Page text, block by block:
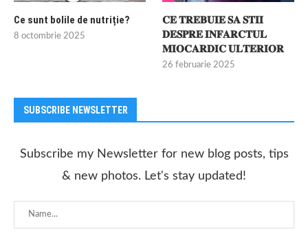
Ce sunt bolile de nutriție?
8 octombrie 2025
𝐂𝐄 𝐓𝐑𝐄𝐁𝐔𝐈𝐄 𝐒𝐀 𝐒𝐓𝐈𝐈
𝐃𝐄𝐒𝐏𝐑𝐄 𝐈𝐍𝐅𝐀𝐑𝐂𝐓𝐔𝐋
𝐌𝐈𝐎𝐂𝐀𝐑𝐃𝐈𝐂 𝐔𝐋𝐓𝐄𝐑𝐈𝐎𝐑
26 februarie 2025
SUBSCRIBE NEWSLETTER
Subscribe my Newsletter for new blog posts, tips
& new photos. Let's stay updated!